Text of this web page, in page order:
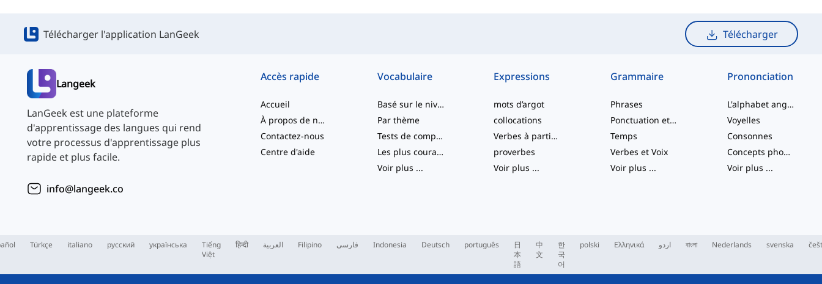
Télécharger l'application LanGeek Télécharger
Langeek
LanGeek est une plateforme
d'apprentissage des langues qui rend
votre processus d'apprentissage plus
rapide et plus facile.
info@langeek.co
Accès rapide
Accueil
À propos de nous
Contactez-nous
Centre d'aide
Vocabulaire
Basé sur le niveau
Par thème
Tests de compétence
Les plus courants
Voir plus ...
Expressions
mots d’argot
collocations
Verbes à particule
proverbes
Voir plus ...
Grammaire
Phrases
Ponctuation et Orthographe
Temps
Verbes et Voix
Voir plus ...
Prononciation
L'alphabet anglais
Voyelles
Consonnes
Concepts phonologiques
Voir plus ...
Türkçe italiano русский українська
Tiếng
Việt
हिन्दी العربية Filipino فارسی Indonesia Deutsch português
日
本
語
中
文
한
국
어
polski Ελληνικά اردو বাংলা Nederlands svenska